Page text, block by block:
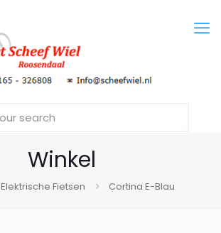
Winkel
Elektrische Fietsen Cortina E-Blau